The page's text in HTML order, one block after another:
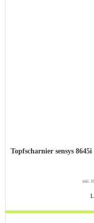
Topfscharnier sensys
inkl.